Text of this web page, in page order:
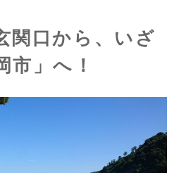
関口から、いざ
市」へ！